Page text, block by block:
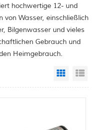
hochwertige 12- und
von Wasser, einschließlich
Bilgenwasser und vieles
Gebrauch und
Heimgebrauch.
Grid